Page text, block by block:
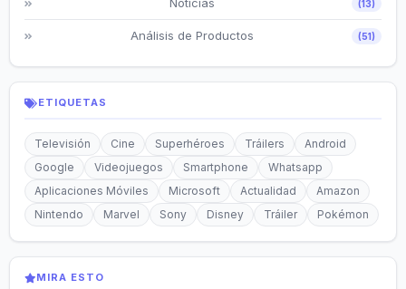
(13)
Análisis de Productos (51)
ETIQUETAS
Televisión Cine Superhéroes Tráilers
Android
Google
Videojuegos Smartphone
Whatsapp
Aplicaciones Móviles
Microsoft Actualidad
Amazon
Nintendo
Marvel Sony Disney Tráiler Pokémon
MIRA ESTO